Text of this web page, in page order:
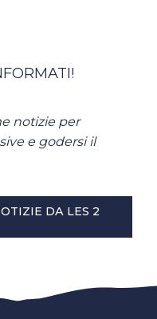
notizie per
e godersi il
DA LES 2